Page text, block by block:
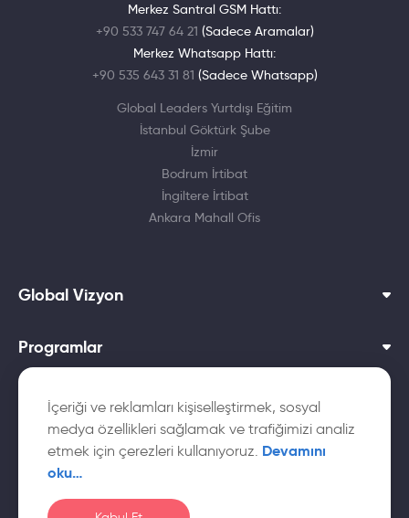
İçeriği ve reklamları kişiselleştirmek, sosyal
medya özellikleri sağlamak ve trafiğimizi analiz
etmek için çerezleri kullanıyoruz. Devamını
oku…
Merkez Santral GSM Hattı:
+90 533 747 64 21 (Sadece Aramalar)
Merkez Whatsapp Hattı:
+90 535 643 31 81 (Sadece Whatsapp)
Global Leaders Yurtdışı Eğitim
İstanbul Göktürk Şube
İzmir
Bodrum İrtibat
İngiltere İrtibat
Ankara Mahall Ofis
Global Vizyon
Programlar
Dil Okulları
Yurtdışı Üniversiteler